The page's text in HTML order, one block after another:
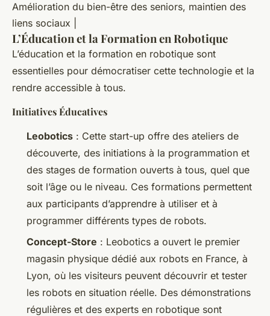
Amélioration du bien-être des seniors, maintien des
liens sociaux |
L’Éducation et la Formation en Robotique
L’éducation et la formation en robotique sont
essentielles pour démocratiser cette technologie et la
rendre accessible à tous.
Initiatives Éducatives
Leobotics : Cette start-up offre des ateliers de
découverte, des initiations à la programmation et
des stages de formation ouverts à tous, quel que
soit l’âge ou le niveau. Ces formations permettent
aux participants d’apprendre à utiliser et à
programmer différents types de robots.
Concept-Store : Leobotics a ouvert le premier
magasin physique dédié aux robots en France, à
Lyon, où les visiteurs peuvent découvrir et tester
les robots en situation réelle. Des démonstrations
régulières et des experts en robotique sont